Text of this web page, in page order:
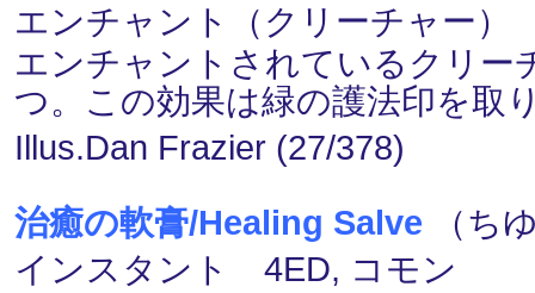
エンチャント（クリーチャー）
エンチャントされているクリー
つ。この効果は緑の護法印を取
Illus.Dan Frazier (27/378)
治癒の軟膏/Healing Salve （ち
インスタント 4ED, コモン